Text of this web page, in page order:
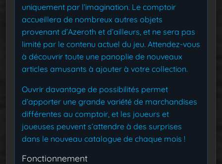
uniquement par l’imagination. Le comptoir
accueillera de nombreux autres objets
provenant d’Azeroth et d’ailleurs, et ne sera pas
limité par le contenu actuel du jeu. Attendez-vous
à découvrir toute une panoplie de nouveaux
articles amusants à ajouter à votre collection.
Ouvrir davantage de possibilités permet
d’apporter une grande variété de marchandises
différentes au comptoir, et les joueurs et
joueuses peuvent s’attendre à des surprises
dans le nouveau catalogue de chaque mois !
Fonctionnement